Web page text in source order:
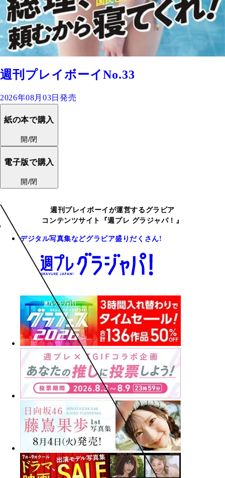
週刊プレイボーイNo.33
2026年08月03日発売
紙の本で購入
開/閉
電子版で購入
開/閉
週刊プレイボーイが運営するグラビア
コンテンツサイト『週プレ グラジャパ！』
デジタル写真集などグラビア盛りだくさん!